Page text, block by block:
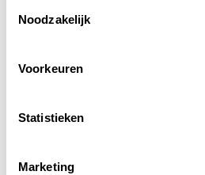
Noodzakelijk
Voorkeuren
Statistieken
Marketing
Algarve